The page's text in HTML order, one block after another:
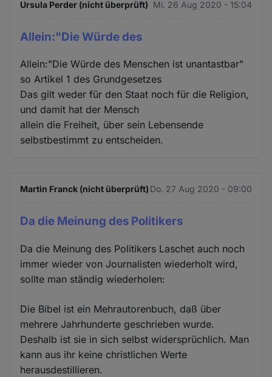
Ursula Perder (nicht überprüft) Mi. 26 Aug 2020 - 15:04
Allein:"Die Würde des
Allein:"Die Würde des Menschen ist unantastbar"
so Artikel 1 des Grundgesetzes
Das gilt weder für den Staat noch für die Religion,
und damit hat der Mensch
allein die Freiheit, über sein Lebensende
selbstbestimmt zu entscheiden.
Martin Franck (nicht überprüft) Do. 27 Aug 2020 - 09:00
Da die Meinung des Politikers
Da die Meinung des Politikers Laschet auch noch
immer wieder von Journalisten wiederholt wird,
sollte man ständig wiederholen:
Die Bibel ist ein Mehrautorenbuch, daß über
mehrere Jahrhunderte geschrieben wurde.
Deshalb ist sie in sich selbst widersprüchlich. Man
kann aus ihr keine christlichen Werte
herausdestillieren.